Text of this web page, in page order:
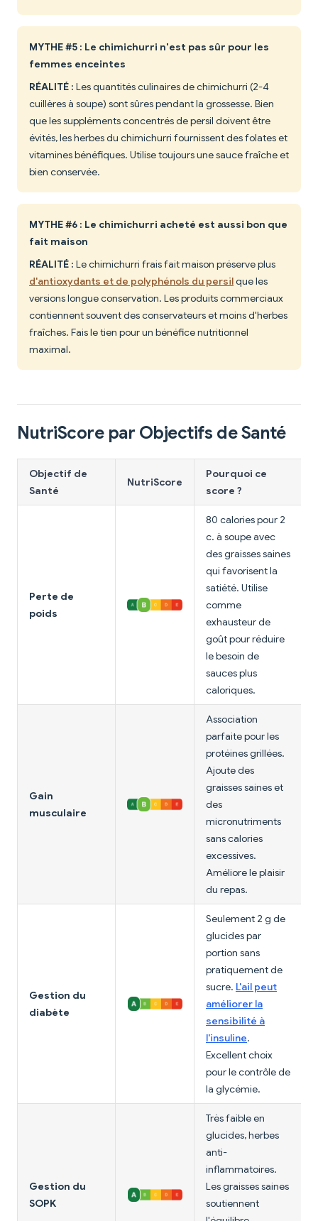
MYTHE #5 : Le chimichurri n'est pas sûr pour les
femmes enceintes
RÉALITÉ : Les quantités culinaires de chimichurri (2-4
cuillères à soupe) sont sûres pendant la grossesse. Bien
que les suppléments concentrés de persil doivent être
évités, les herbes du chimichurri fournissent des folates et
vitamines bénéfiques. Utilise toujours une sauce fraîche et
bien conservée.
MYTHE #6 : Le chimichurri acheté est aussi bon que
fait maison
RÉALITÉ : Le chimichurri frais fait maison préserve plus
d'antioxydants et de polyphénols du persilque les
versions longue conservation. Les produits commerciaux
contiennent souvent des conservateurs et moins d'herbes
fraîches. Fais le tien pour un bénéfice nutritionnel
maximal.
NutriScore par Objectifs de Santé
Objectif de
Santé
NutriScore
Pourquoi ce
score ?
Perte de
poids
80 calories pour 2
c. à soupe avec
des graisses saines
qui favorisent la
satiété. Utilise
comme
exhausteur de
goût pour réduire
le besoin de
sauces plus
caloriques.
Gain
musculaire
Association
parfaite pour les
protéines grillées.
Ajoute des
graisses saines et
des
micronutriments
sans calories
excessives.
Améliore le plaisir
du repas.
Gestion du
diabète
Seulement 2 g de
glucides par
portion sans
pratiquement de
sucre. L'ail peut
améliorer la
sensibilité à
l'insuline.
Excellent choix
pour le contrôle de
la glycémie.
Gestion du
SOPK
Très faible en
glucides, herbes
anti-
inflammatoires.
Les graisses saines
soutiennent